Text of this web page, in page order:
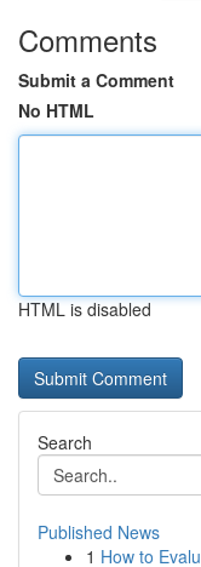
Comments
Submit a Comment
No HTML
HTML is disabled
Search
Published News
1 How to